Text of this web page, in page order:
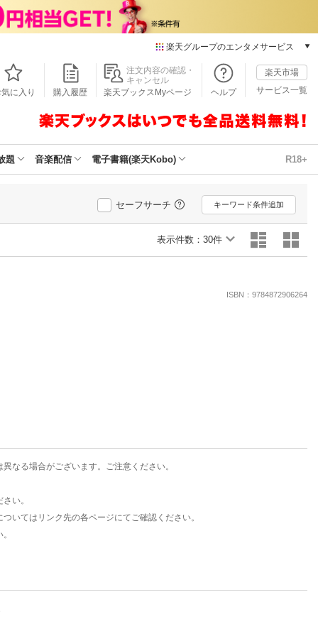
楽天グループのエンタメサービス
本/ゲーム/CD/DVD
楽天ブックス
楽天Kobo
動画配信
楽天TV
動画配信ガイド
気に入り 購入履歴
注文内容の確認・
キャンセル
楽天ブックスMyページ
ヘルプ
楽天市場
サービス一覧
題 音楽配信 電子書籍(楽天Kobo) R18+
セーフサーチ キーワード条件追加
表示件数： 30件
ISBN：9784872906264
なる場合がございます。ご注意ください。
い。
いてはリンク先の各ページにてご確認ください。